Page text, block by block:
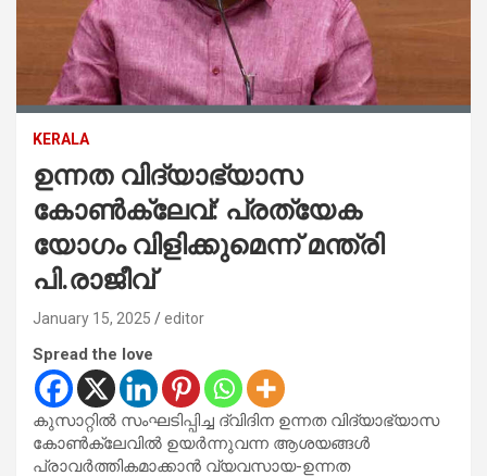
KERALA
ഉന്നത വിദ്യാഭ്യാസ
കോൺക്ലേവ്: പ്രത്യേക
യോഗം വിളിക്കുമെന്ന് മന്ത്രി
പി.രാജീവ്‌
January 15, 2025 editor
Spread the love
കുസാറ്റിൽ സംഘടിപ്പിച്ച ദ്വിദിന ഉന്നത വിദ്യാഭ്യാസ
കോൺക്ലേവിൽ ഉയർന്നുവന്ന ആശയങ്ങൾ
പ്രാവർത്തികമാക്കാൻ വ്യവസായ-ഉന്നത